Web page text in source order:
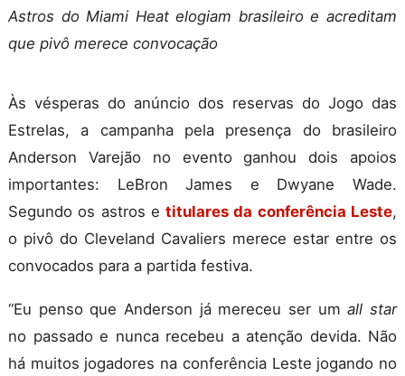
Astros do Miami Heat elogiam brasileiro e acreditam
que pivô merece convocação
Às vésperas do anúncio dos reservas do Jogo das
Estrelas, a campanha pela presença do brasileiro
Anderson Varejão no evento ganhou dois apoios
importantes: LeBron James e Dwyane Wade.
Segundo os astros etitulares da conferência Leste,
o pivô do Cleveland Cavaliers merece estar entre os
convocados para a partida festiva.
“Eu penso que Anderson já mereceu ser umall star
no passado e nunca recebeu a atenção devida. Não
há muitos jogadores na conferência Leste jogando no